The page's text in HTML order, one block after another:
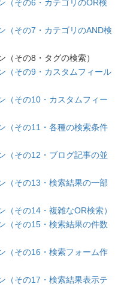
（その6・カテゴリのOR検
（その7・カテゴリのAND検
（その8・タグの検索）
（その9・カスタムフィール
（その10・カスタムフィー
（その11・各種の検索条件
（その12・ブログ記事の並
（その13・検索結果の一部
その14・複雑なOR検索）
（その15・検索結果の件数
（その16・検索フォーム作
（その17・検索結果表示テ